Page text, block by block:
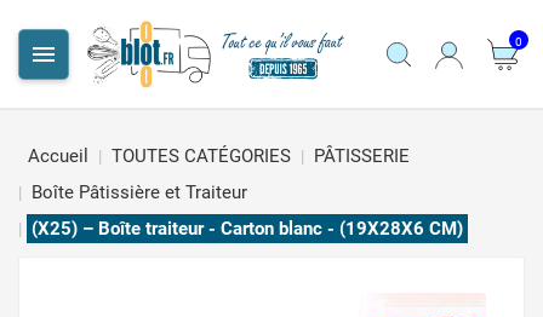
 0
Accueil TOUTES CATÉGORIES
PÂTISSERIE
Boîte Pâtissière et Traiteur
(X25) – Boîte traiteur - Carton blanc - (19X28X6 CM)